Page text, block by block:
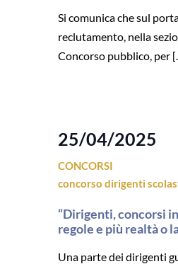
Si comunica che sul
reclutamento, nella
Concorso pubblico, per
25/04/2025
CONCORSI
concorso dirigenti
“Dirigenti, concorsi
regole e più realtà o
Una parte dei dirigenti